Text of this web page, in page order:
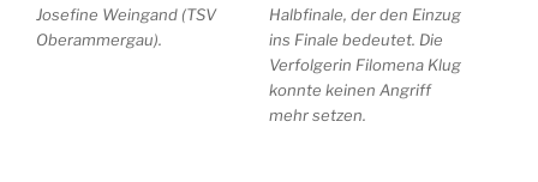
Josefine Weingand (TSV
Oberammergau).
Halbfinale, der den Einzug
ins Finale bedeutet. Die
Verfolgerin Filomena Klug
konnte keinen Angriff
mehr setzen.